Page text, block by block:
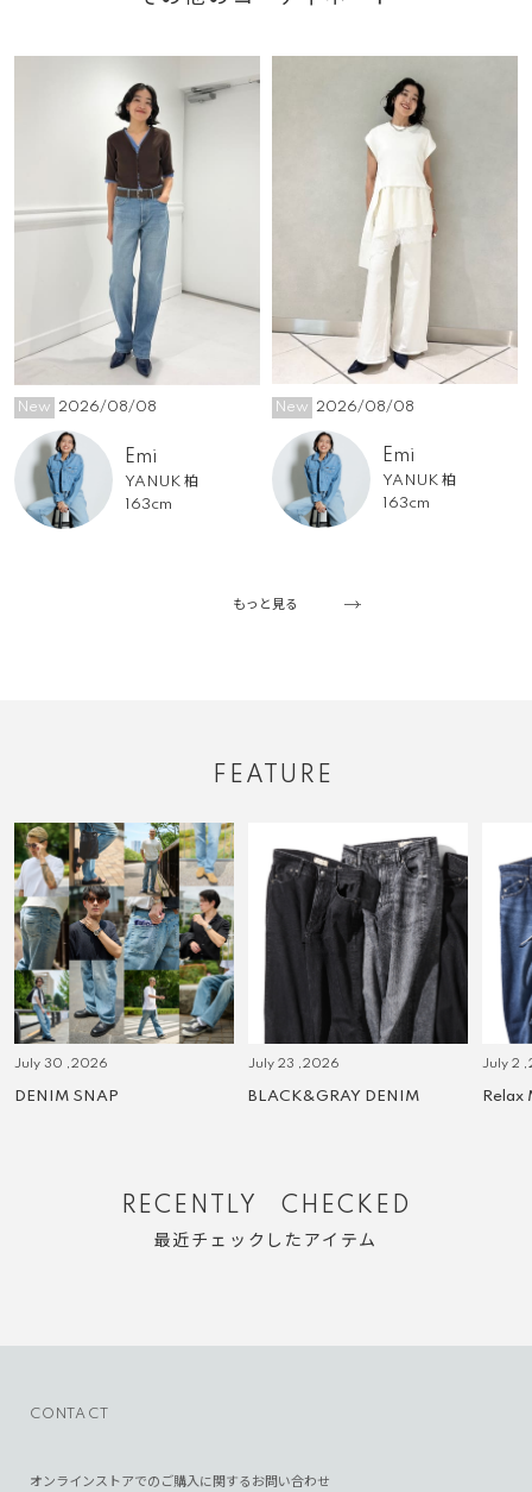
New 2026/08/08
Emi
YANUK 柏
163cm
New 2026/08/08
Emi
YANUK 柏
163cm
もっと見る
FEATURE
July 30 ,2026
DENIM SNAP
July 23 ,2026
BLACK&GRAY DENIM
July 2
Relax
RECENTLY CHECKED
最近チェックしたアイテム
CONTACT
オンラインストアでのご購入に関するお問い合わせ